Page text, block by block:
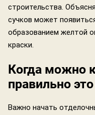
строительства.
сучков может
образованием желтой
краски.
Когда можно
правильно
Важно начать